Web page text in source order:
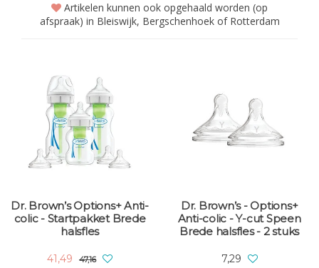
Artikelen kunnen ook opgehaald worden (op
afspraak) in Bleiswijk, Bergschenhoek of Rotterdam
Dr. Brown’s Options+ Anti-
colic - Startpakket Brede
halsfles
41,49 47,16
Dr. Brown’s - Options+
Anti-colic - Y-cut Speen
Brede halsfles - 2 stuks
7,29